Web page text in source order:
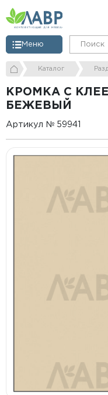
Меню
Каталог
КРОМКА С
БЕЖЕВЫЙ
Артикул № 59941